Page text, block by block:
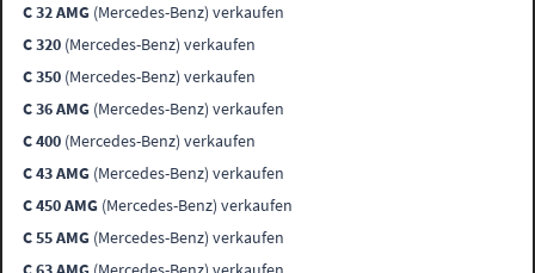
C 32 AMG (Mercedes-Benz) verkaufen
C 320 (Mercedes-Benz) verkaufen
C 350 (Mercedes-Benz) verkaufen
C 36 AMG (Mercedes-Benz) verkaufen
C 400 (Mercedes-Benz) verkaufen
C 43 AMG (Mercedes-Benz) verkaufen
C 450 AMG (Mercedes-Benz) verkaufen
C 55 AMG (Mercedes-Benz) verkaufen